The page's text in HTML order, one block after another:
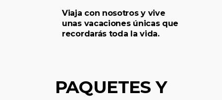
Viaja con nosotros y vive
unas vacaciones únicas que
recordarás toda la vida.
PAQUETES Y